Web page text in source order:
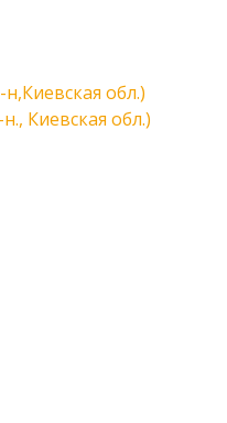
обл.)
Киевская обл.)